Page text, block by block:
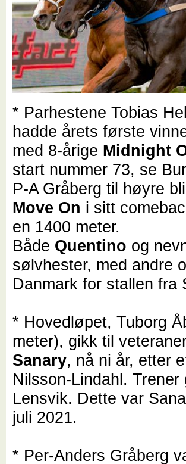
* Parhestene Tobias
hadde årets første
med 8-årige Midnight
start nummer 73, se
P-A Gråberg til høyre
Move On i sitt
en 1400 meter.
Både Quentino og
sølvhester, med andre
Danmark for stallen fra
* Hovedløpet, Tuborg
meter), gikk til
Sanary, nå ni år, etter
Nilsson-Lindahl.
Lensvik. Dette var
juli 2021.
* Per-Anders Gråberg